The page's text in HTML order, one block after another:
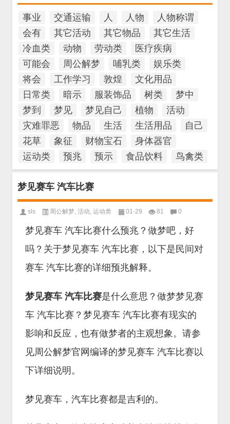
事业 交通运输 人 人物
人物称谓
会有
其它活动 其它物品
其它生活
冷血类
动物 劳动类
医疗疾病
可能会
周公解梦 哺乳类
娱乐类
将会
工作学习 敦煌
文化用品
日常类
暗示 服装饰品 树类
梦中
梦到
梦见 梦见自己 植物
活动
灾难罪恶
物品 生活 生活用品
自己
花草
象征 财物宝石
身体器官
运动类
预兆 预示 食品饮料 鸟禽类
梦见赛车 汽车比赛
sls 周公解梦, 活动, 运动类 01-29 81 0
梦见赛车 汽车比赛什么预兆？做梦吧，好
吗？关于梦见赛车 汽车比赛，以下是民间对
赛车 汽车比赛的详细预兆解释。
梦见赛车 汽车比赛是什么意思？做梦梦见赛
车 汽车比赛？梦见赛车 汽车比赛有现实的
影响和反应，也有做梦者的主观想象。请参
见周公解梦官网编译的梦见赛车 汽车比赛以
下详细说明。
梦见赛车，汽车比赛都是吉利的。